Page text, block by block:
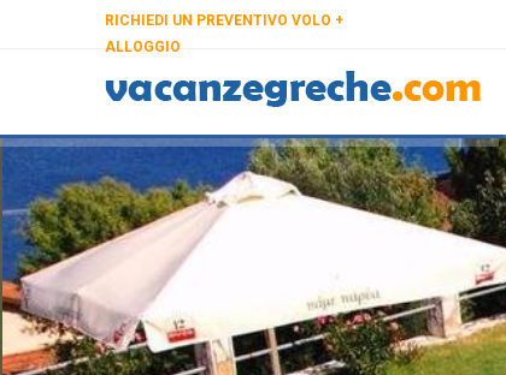
RICHIEDI UN PREVENTIVO VOLO +
ALLOGGIO